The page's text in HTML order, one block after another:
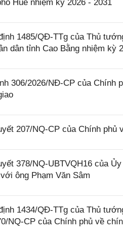
Huế nhiệm kỳ 2026 - 2031
1485/QĐ-TTg của Thủ
dân tỉnh Cao Bằng nhiệm kỳ
306/2026/NĐ-CP của Chính
207/NQ-CP của Chính
378/NQ-UBTVQH16 của
ông Phạm Văn Sâm
1434/QĐ-TTg của Thủ
NQ-CP của Chính phủ về